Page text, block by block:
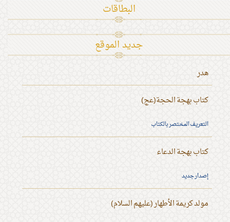
البطاقات
جديد الموقع
هدر
كتاب بهجة الحجة(عج)
التعريف المختصر بالكتاب
كتاب بهجة الدعاء
إصدار جديد
مولد كريمة الأطهار (عليهم السلام)